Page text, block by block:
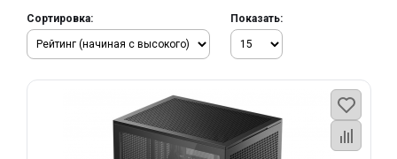
Сортировка: Показать: